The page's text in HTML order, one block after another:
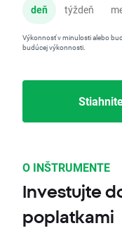
deň týždeň
Výkonnosť v minulosti alebo
budúcej výkonnosti.
O INŠTRUMENTE
Investujte
poplatkami